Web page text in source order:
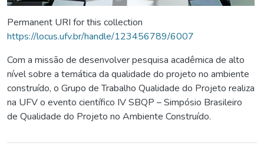
Permanent URI for this collection
https://locus.ufv.br/handle/123456789/6007
Com a missão de desenvolver pesquisa acadêmica de alto
nível sobre a temática da qualidade do projeto no ambiente
construído, o Grupo de Trabalho Qualidade do Projeto realiza
na UFV o evento científico IV SBQP – Simpósio Brasileiro
de Qualidade do Projeto no Ambiente Construído.